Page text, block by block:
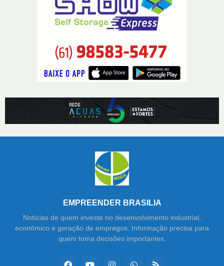
EMPREENDER BRASILIA
Notícias de quem investe no desenvolvimento industrial,
econômico e geração de empregos. Informação precisa para
quem toma decisões importantes.